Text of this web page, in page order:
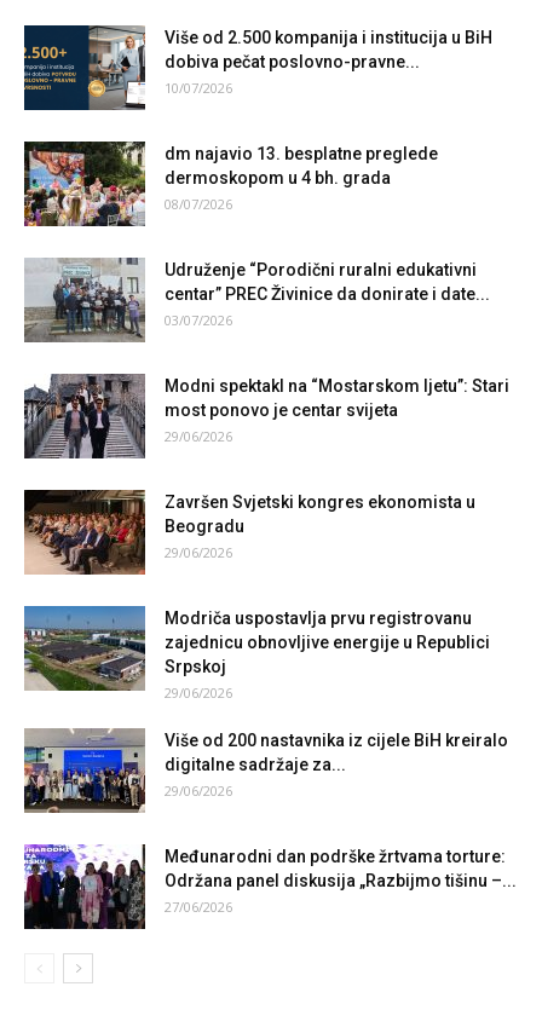
Više od 2.500 kompanija i institucija u BiH
dobiva pečat poslovno-pravne...
10/07/2026
dm najavio 13. besplatne preglede
dermoskopom u 4 bh. grada
08/07/2026
Udruženje “Porodični ruralni edukativni
centar” PREC Živinice da donirate i date...
03/07/2026
Modni spektakl na “Mostarskom ljetu”: Stari
most ponovo je centar svijeta
29/06/2026
Završen Svjetski kongres ekonomista u
Beogradu
29/06/2026
Modriča uspostavlja prvu registrovanu
zajednicu obnovljive energije u Republici
Srpskoj
29/06/2026
Više od 200 nastavnika iz cijele BiH kreiralo
digitalne sadržaje za...
29/06/2026
Međunarodni dan podrške žrtvama torture:
Održana panel diskusija „Razbijmo tišinu –...
27/06/2026